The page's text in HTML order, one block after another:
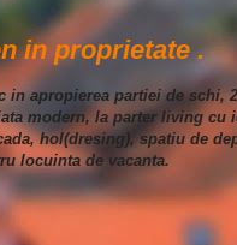
in proprietate .
apropierea partiei de schi,
modern, la parter living
hol(dresing), spatiu de
locuinta de vacanta.